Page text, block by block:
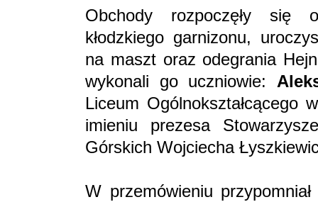
Obchody rozpoczęły się
kłodzkiego garnizonu,
na maszt oraz odegrania
wykonali go uczniowie:
Liceum Ogólnokształcącego
imieniu prezesa
Górskich Wojciecha
W przemówieniu